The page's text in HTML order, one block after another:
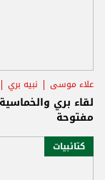
علاء موسى نبيه بري
لقاء بري
مفتوحة
كتائبيات